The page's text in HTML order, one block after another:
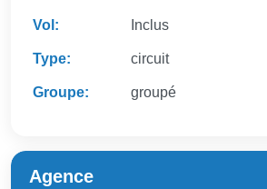
Vol: Inclus
Type: circuit
Groupe: groupé
Agence